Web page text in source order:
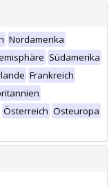
Nordamerika
Südamerika
Frankreich
Österreich Osteuropa